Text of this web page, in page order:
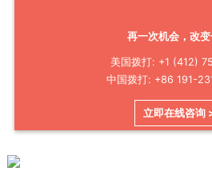
再一次机会，改变
美国拨打: +1 (412)
中国拨打: +86 191-
立即在线咨询